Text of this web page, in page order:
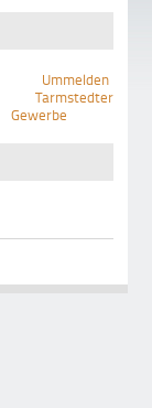
Ummelden
Tarmstedter
Gewerbe